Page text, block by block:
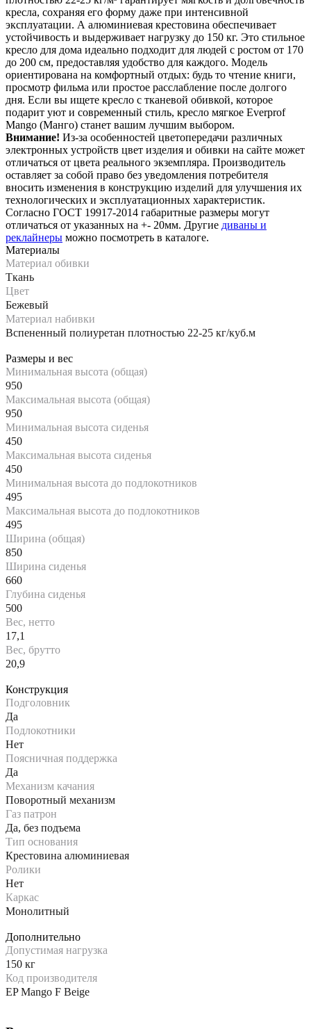
кресла, сохраняя его форму даже при интенсивной
эксплуатации. А алюминиевая крестовина обеспечивает
устойчивость и выдерживает нагрузку до 150 кг. Это стильное
кресло для дома идеально подходит для людей с ростом от 170
до 200 см, предоставляя удобство для каждого. Модель
ориентирована на комфортный отдых: будь то чтение книги,
просмотр фильма или простое расслабление после долгого
дня. Если вы ищете кресло с тканевой обивкой, которое
подарит уют и современный стиль, кресло мягкое Everprof
Mango (Манго) станет вашим лучшим выбором.
Внимание! Из-за особенностей цветопередачи различных
электронных устройств цвет изделия и обивки на сайте может
отличаться от цвета реального экземпляра. Производитель
оставляет за собой право без уведомления потребителя
вносить изменения в конструкцию изделий для улучшения их
технологических и эксплуатационных характеристик.
Согласно ГОСТ 19917-2014 габаритные размеры могут
отличаться от указанных на +- 20мм. Другие диваны и
реклайнеры можно посмотреть в каталоге.
Материалы
Материал обивки
Ткань
Цвет
Бежевый
Материал набивки
Вспененный полиуретан плотностью 22-25 кг/куб.м
Размеры и вес
Минимальная высота (общая)
950
Максимальная высота (общая)
950
Минимальная высота сиденья
450
Максимальная высота сиденья
450
Минимальная высота до подлокотников
495
Максимальная высота до подлокотников
495
Ширина (общая)
850
Ширина сиденья
660
Глубина сиденья
500
Вес, нетто
17,1
Вес, брутто
20,9
Конструкция
Подголовник
Да
Подлокотники
Нет
Поясничная поддержка
Да
Механизм качания
Поворотный механизм
Газ патрон
Да, без подъема
Тип основания
Крестовина алюминиевая
Ролики
Нет
Каркас
Монолитный
Дополнительно
Допустимая нагрузка
150 кг
Код производителя
EP Mango F Beige